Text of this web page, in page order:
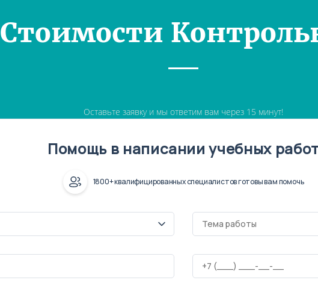
Оставьте заявку и мы ответим вам через 15 минут!
Помощь в написании учебных
1800+ квалифицированных специалистов готовы вам помочь